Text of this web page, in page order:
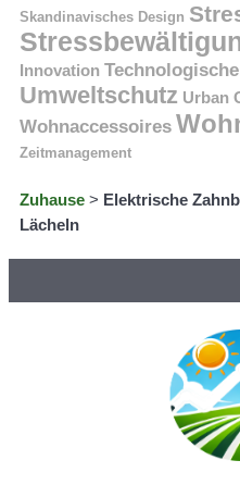
Skandinavisches Design
Innovation
Umweltschutz Urban
Wohnaccessoires
Zeitmanagement
Zuhause > Elektrische
Lächeln